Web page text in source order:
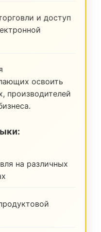
и доступ
освоить
производителей
на различных